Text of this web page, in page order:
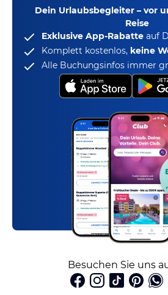
Dein Urlaubsbegleiter – vor
Reise
Exklusive App-Rabatte auf
Komplett kostenlos, keine
Alle Buchungsinfos immer
Besuchen Sie uns